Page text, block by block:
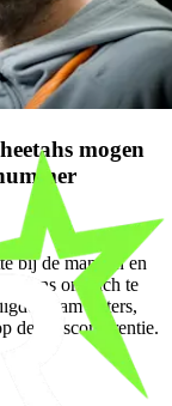
mogen
bij de mannen en
kans om zich te
Bram Peters,
de persconferentie.